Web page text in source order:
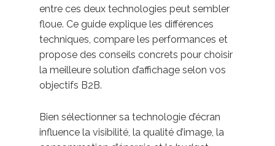
entre ces deux technologies peut sembler
floue. Ce guide explique les différences
techniques, compare les performances et
propose des conseils concrets pour choisir
la meilleure solution d’affichage selon vos
objectifs B2B.
Bien sélectionner sa technologie d’écran
influence la visibilité, la qualité d’image, la